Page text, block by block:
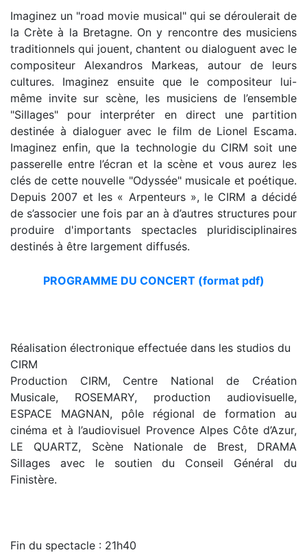
Imaginez un "road movie musical" qui se déroulerait de
la Crète à la Bretagne. On y rencontre des musiciens
traditionnels qui jouent, chantent ou dialoguent avec le
compositeur Alexandros Markeas, autour de leurs
cultures. Imaginez ensuite que le compositeur lui-
même invite sur scène, les musiciens de l’ensemble
"Sillages" pour interpréter en direct une partition
destinée à dialoguer avec le film de Lionel Escama.
Imaginez enfin, que la technologie du CIRM soit une
passerelle entre l’écran et la scène et vous aurez les
clés de cette nouvelle "Odyssée" musicale et poétique.
Depuis 2007 et les « Arpenteurs », le CIRM a décidé
de s’associer une fois par an à d’autres structures pour
produire d'importants spectacles pluridisciplinaires
destinés à être largement diffusés.
PROGRAMME DU CONCERT (format pdf)
Réalisation électronique effectuée dans les studios du
CIRM
Production CIRM, Centre National de Création
Musicale, ROSEMARY, production audiovisuelle,
ESPACE MAGNAN, pôle régional de formation au
cinéma et à l’audiovisuel Provence Alpes Côte d’Azur,
LE QUARTZ, Scène Nationale de Brest, DRAMA
Sillages avec le soutien du Conseil Général du
Finistère.
Fin du spectacle : 21h40